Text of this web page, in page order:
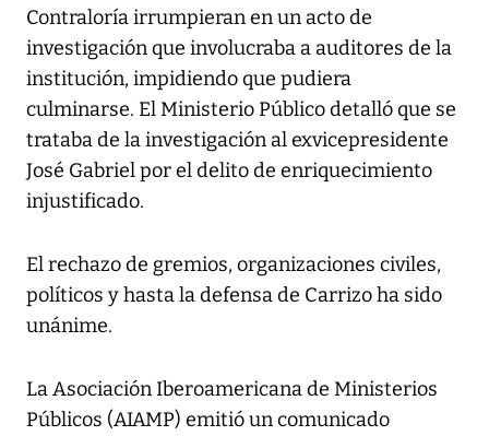
Contraloría irrumpieran en un acto de
investigación que involucraba a auditores de la
institución, impidiendo que pudiera
culminarse. El Ministerio Público detalló que se
trataba de la investigación al exvicepresidente
José Gabriel por el delito de enriquecimiento
injustificado.
El rechazo de gremios, organizaciones civiles,
políticos y hasta la defensa de Carrizo ha sido
unánime.
La Asociación Iberoamericana de Ministerios
Públicos (AIAMP) emitió un comunicado